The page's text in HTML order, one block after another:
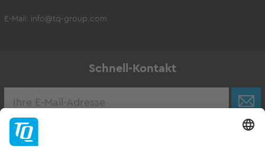
E-Mail: info@tq-group.com
Schnell-Kontakt